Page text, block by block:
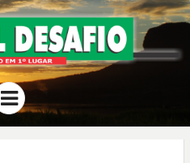
JORNAL
DESAFIO
O Sertão em 1º Lugar
Menu